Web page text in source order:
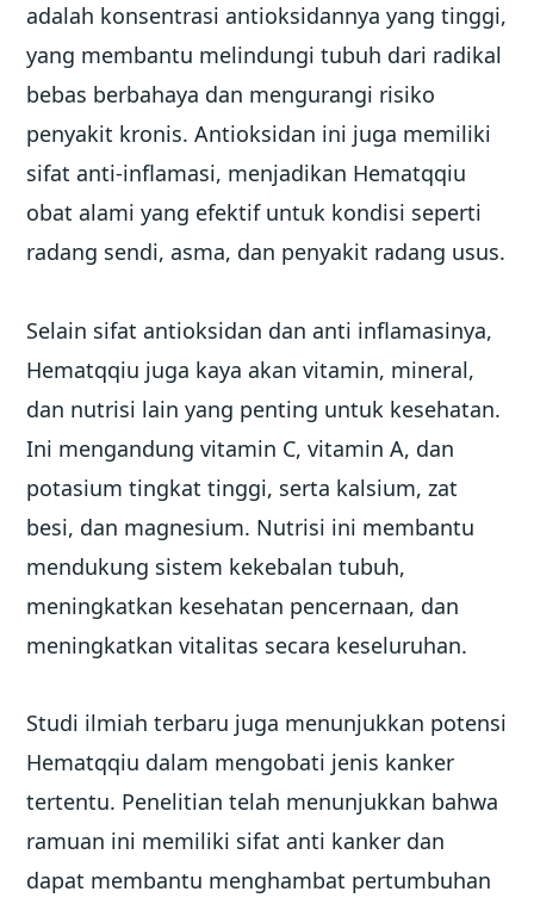
adalah konsentrasi antioksidannya yang tinggi,
yang membantu melindungi tubuh dari radikal
bebas berbahaya dan mengurangi risiko
penyakit kronis. Antioksidan ini juga memiliki
sifat anti-inflamasi, menjadikan Hematqqiu
obat alami yang efektif untuk kondisi seperti
radang sendi, asma, dan penyakit radang usus.
Selain sifat antioksidan dan anti inflamasinya,
Hematqqiu juga kaya akan vitamin, mineral,
dan nutrisi lain yang penting untuk kesehatan.
Ini mengandung vitamin C, vitamin A, dan
potasium tingkat tinggi, serta kalsium, zat
besi, dan magnesium. Nutrisi ini membantu
mendukung sistem kekebalan tubuh,
meningkatkan kesehatan pencernaan, dan
meningkatkan vitalitas secara keseluruhan.
Studi ilmiah terbaru juga menunjukkan potensi
Hematqqiu dalam mengobati jenis kanker
tertentu. Penelitian telah menunjukkan bahwa
ramuan ini memiliki sifat anti kanker dan
dapat membantu menghambat pertumbuhan